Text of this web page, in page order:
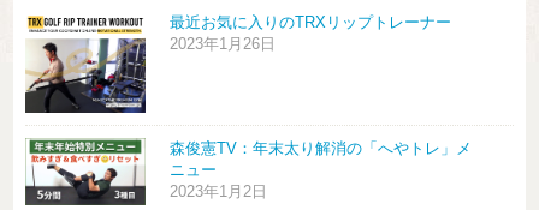
最近お気に入りのTRXリップトレーナー
2023年1月26日
森俊憲TV：年末太り解消の「へやトレ」メ
ニュー
2023年1月2日